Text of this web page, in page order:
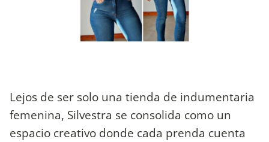
Lejos de ser solo una tienda de indumentaria
femenina, Silvestra se consolida como un
espacio creativo donde cada prenda cuenta